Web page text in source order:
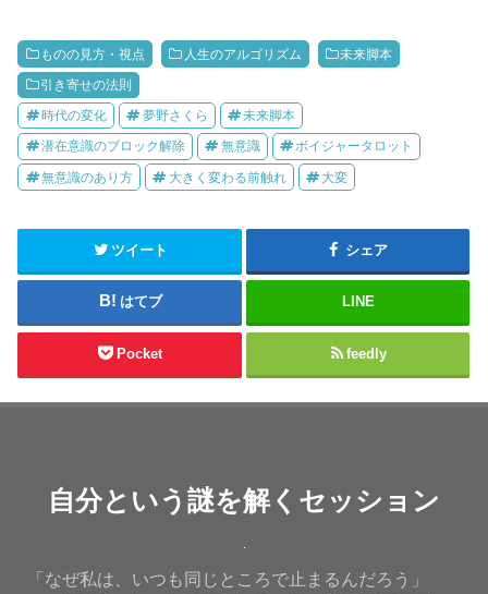
ものの見方・視点 人生のアルゴリズム 未来脚本
引き寄せの法則
時代の変化 夢野さくら 未来脚本
潜在意識のブロック解除 無意識 ボイジャータロット
無意識のあり方 大きく変わる前触れ 大変
ツイート シェア
はてブ LINE
Pocket feedly
自分という謎を解くセッション
「なぜ私は、いつも同じところで止まるんだろう」